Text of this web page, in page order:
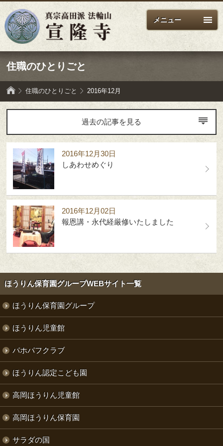
メニュー
住職のひとりごと
住職のひとりごと 2016年12月
過去の記事を見る
2016年12月30日
しあわせめぐり
2016年12月02日
報恩講・永代経厳修いたしました
ほうりん保育園グループWEBサイト一覧
ほうりん保育園グループ
ほうりん児童館
パホパフクラブ
ほうりん認定こども園
高岡ほうりん児童館
高岡ほうりん保育園
サラダの国